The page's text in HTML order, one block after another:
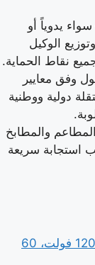
يدوياً أو
الوكيل
نقاط الحماية.
وفق معايير
دولية ووطنية
والمطابخ
استجابة سريعة
مرحل ANSUL 426151، إعادة ضبط يدوية، (120 فولت، 60